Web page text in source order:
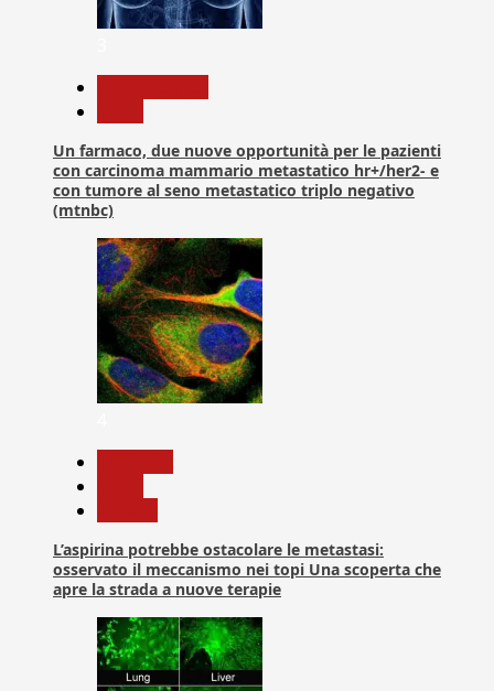
Un farmaco, due nuove opportunità per le pazienti
con carcinoma mammario metastatico hr+/her2- e
con tumore al seno metastatico triplo negativo
(mtnbc)
L’aspirina potrebbe ostacolare le metastasi:
osservato il meccanismo nei topi Una scoperta che
apre la strada a nuove terapie